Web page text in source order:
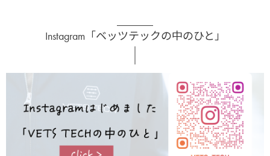
Instagram「ベッツテックの中のひと」